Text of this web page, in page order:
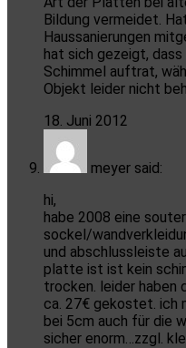
Bildung vermeidet.
Haussanierungen
hat sich gezeigt,
Schimmel auftrat,
Objekt leider nicht
18. Juni 2012
meyer said:
hi,
habe 2008 eine
sockel/
und abschlussleiste
platte ist ist kein
trocken. leider haben
ca. 27€ gekostet. ich
bei 5cm auch für die
sicher enorm…zzgl.